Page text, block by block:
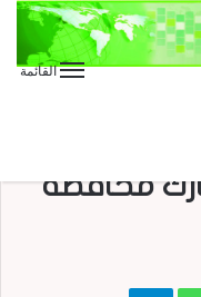
القائمة
محافظة
WhatsApp
Telegram